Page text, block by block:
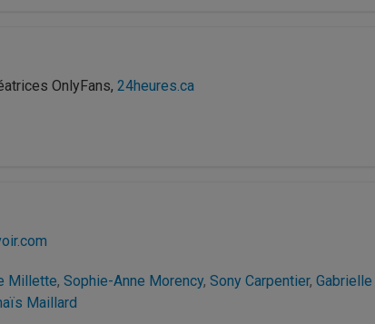
OnlyFans, 24heures.ca
Millette, Sophie-Anne Morency, Sony Carpentier, Gabrielle
Maillard